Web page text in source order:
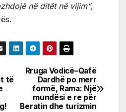
në ditët në vijim”,
Rruga Vodicë–Qafë
Dardhë po merr
formë, Rama: Një
mundësi e re për
Beratin dhe turizmin
të